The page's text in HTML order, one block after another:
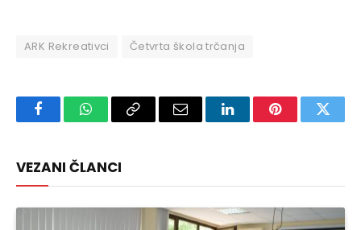
ARK Rekreativci Četvrta škola trčanja
FacebookWhatsAppCopy
Email LinkedInPinterest
VEZANI ČLANCI